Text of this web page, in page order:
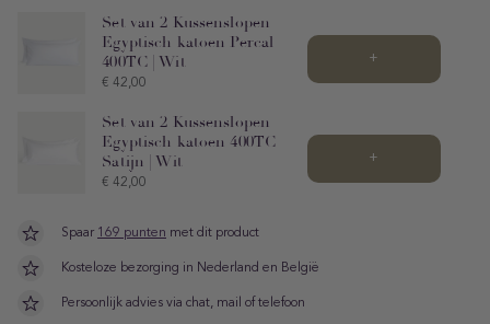
Set van 2 Kussenslopen
Egyptisch katoen Percal
400TC | Wit
Price
€ 42,00
+
Set van 2 Kussenslopen
Egyptisch katoen 400TC
Satijn | Wit
Price
€ 42,00
+
Spaar 169 punten met dit product
Kosteloze bezorging in Nederland en België
Persoonlijk advies via chat, mail of telefoon